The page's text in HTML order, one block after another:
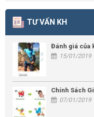
TƯ VẤN KH
Đánh giá của
15/01/2019
Chính Sách
07/01/2019